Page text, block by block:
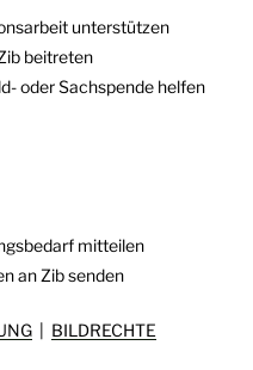
unterstützen
beitreten
oder Sachspende helfen
mitteilen
an Zib senden
| BILDRECHTE